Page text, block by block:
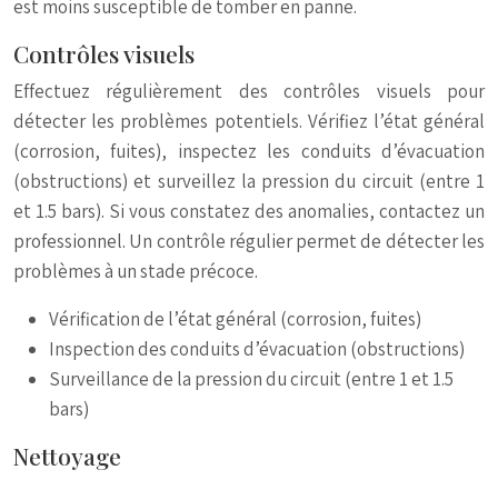
est moins susceptible de tomber en panne.
Contrôles visuels
Effectuez régulièrement des contrôles visuels pour
détecter les problèmes potentiels. Vérifiez l’état général
(corrosion, fuites), inspectez les conduits d’évacuation
(obstructions) et surveillez la pression du circuit (entre 1
et 1.5 bars). Si vous constatez des anomalies, contactez un
professionnel. Un contrôle régulier permet de détecter les
problèmes à un stade précoce.
Vérification de l’état général (corrosion, fuites)
Inspection des conduits d’évacuation (obstructions)
Surveillance de la pression du circuit (entre 1 et 1.5
bars)
Nettoyage